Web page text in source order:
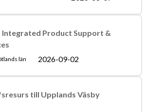
Integrated Product Support &
län 2026-09-02
till Upplands Väsby